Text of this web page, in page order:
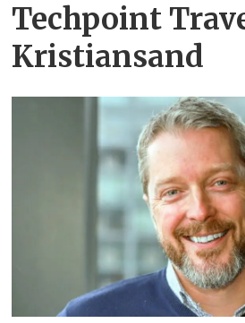
Techpoint
Kristiansand